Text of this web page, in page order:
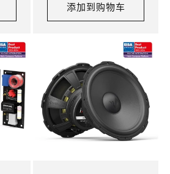
格
添加到购物车